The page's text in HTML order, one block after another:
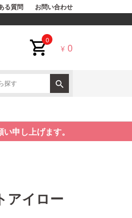
る質問 お問い合わせ
0
¥ 0
申し上げます。
アイロー